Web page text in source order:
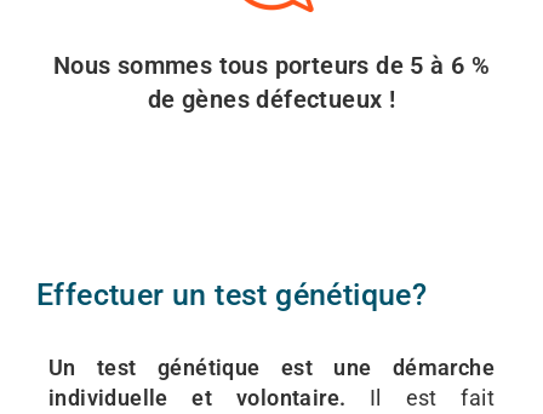
Nous sommes tous porteurs de 5 à 6 %
de gènes défectueux !
Effectuer un test génétique?
Un test génétique est une démarche
individuelle et volontaire. Il est fait